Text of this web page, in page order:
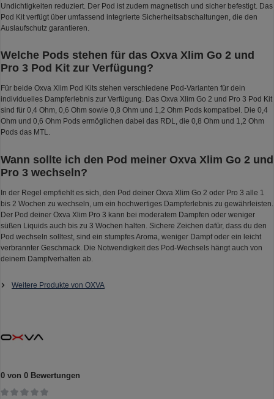
Undichtigkeiten reduziert. Der Pod ist zudem magnetisch und sicher befestigt. Das
Pod Kit verfügt über umfassend integrierte Sicherheitsabschaltungen, die den
Auslaufschutz garantieren.
Welche Pods stehen für das Oxva Xlim Go 2 und
Pro 3 Pod Kit zur Verfügung?
Für beide Oxva Xlim Pod Kits stehen verschiedene Pod-Varianten für dein
individuelles Dampferlebnis zur Verfügung. Das Oxva Xlim Go 2 und Pro 3 Pod Kit
sind für 0,4 Ohm, 0,6 Ohm sowie 0,8 Ohm und 1,2 Ohm Pods kompatibel. Die 0,4
Ohm und 0,6 Ohm Pods ermöglichen dabei das RDL, die 0,8 Ohm und 1,2 Ohm
Pods das MTL.
Wann sollte ich den Pod meiner Oxva Xlim Go 2 und
Pro 3 wechseln?
In der Regel empfiehlt es sich, den Pod deiner Oxva Xlim Go 2 oder Pro 3 alle 1
bis 2 Wochen zu wechseln, um ein hochwertiges Dampferlebnis zu gewährleisten.
Der Pod deiner Oxva Xlim Pro 3 kann bei moderatem Dampfen oder weniger
süßen Liquids auch bis zu 3 Wochen halten. Sichere Zeichen dafür, dass du den
Pod wechseln solltest, sind ein stumpfes Aroma, weniger Dampf oder ein leicht
verbrannter Geschmack. Die Notwendigkeit des Pod-Wechsels hängt auch von
deinem Dampfverhalten ab.
Weitere Produkte von OXVA
0 von 0 Bewertungen